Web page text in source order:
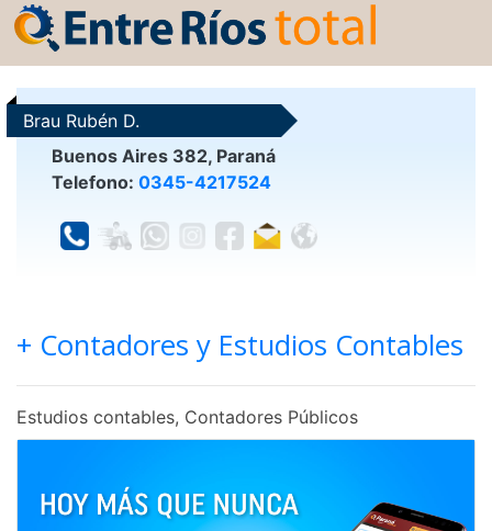
Brau Rubén D.
Buenos Aires 382, Paraná
Telefono: 0345-4217524
+ Contadores y Estudios Contables
Estudios contables, Contadores Públicos